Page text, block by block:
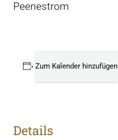
Peenestrom
Zum Kalender hinzufügen
Details